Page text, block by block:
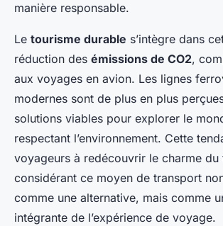
manière responsable.
Le tourisme durable s’intègre dans
réduction des émissions de CO2,
aux voyages en avion. Les lignes
modernes sont de plus en plus
solutions viables pour explorer le
respectant l’environnement. Cette
voyageurs à redécouvrir le charme du
considérant ce moyen de transport
comme une alternative, mais comme
intégrante de l’expérience de voyage.